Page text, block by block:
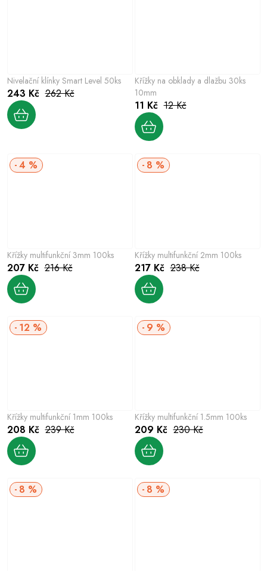
Nivelační klínky Smart Level 50ks
243 Kč 262 Kč
Křížky na obklady a dlažbu 30ks
10mm
11 Kč 12 Kč
Křížky multifunkční 3mm 100ks
4 %
207 Kč 216 Kč
Křížky multifunkční 2mm 100ks
8 %
217 Kč 238 Kč
Křížky multifunkční 1mm 100ks
12 %
208 Kč 239 Kč
Křížky multifunkční 1.5mm 100ks
9 %
209 Kč 230 Kč
8 % 8 %